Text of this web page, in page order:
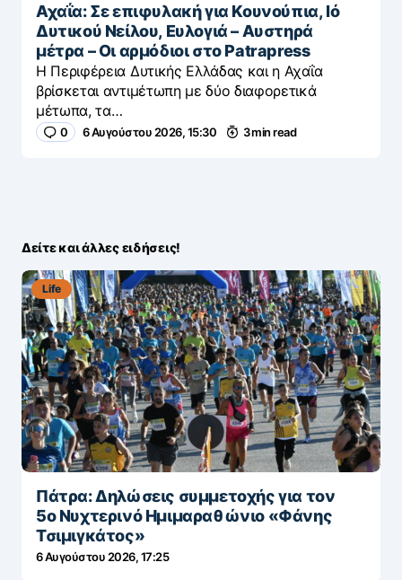
Αχαΐα: Σε επιφυλακή για Κουνούπια, Ιό
Δυτικού Νείλου, Ευλογιά – Αυστηρά
μέτρα – Οι αρμόδιοι στο Patrapress
Η Περιφέρεια Δυτικής Ελλάδας και η Αχαΐα
βρίσκεται αντιμέτωπη με δύο διαφορετικά
μέτωπα, τα…
0 6 Αυγούστου 2026, 15:30 3 min read
Δείτε και άλλες ειδήσεις!
Life
Πάτρα: Δηλώσεις συμμετοχής για τον
5ο Νυχτερινό Ημιμαραθώνιο «Φάνης
Τσιμιγκάτος»
6 Αυγούστου 2026, 17:25